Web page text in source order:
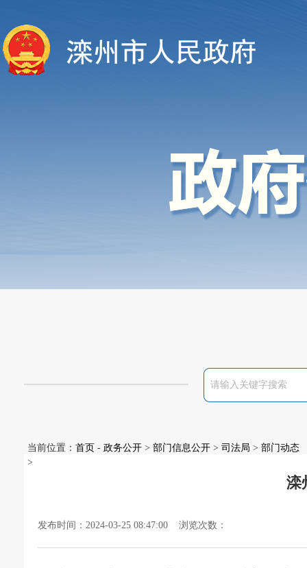
当前位置： 首页 - 政务公开 > 部门信息公开 > 司法局 > 部门动态
>
滦
发布时间：2024-03-25 08:47:00 浏览次数：